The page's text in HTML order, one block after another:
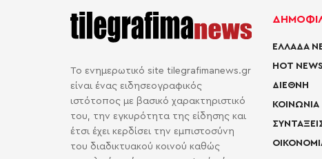
Το ενημερωτικό site tilegrafimanews.gr
είναι ένας ειδησεογραφικός
ιστότοπος με βασικό χαρακτηριστικό
του, την εγκυρότητα της είδησης και
έτσι έχει κερδίσει την εμπιστοσύνη
του διαδικτυακού κοινού καθώς
ΕΛΛΑΔΑ
HOT NEWS
ΔΙΕΘΝΗ
ΚΟΙΝΩΝΙΑ